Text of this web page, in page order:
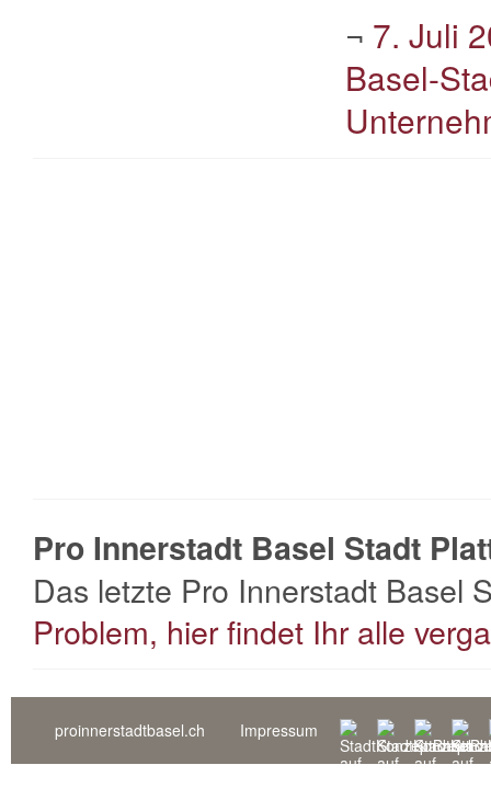
¬ 7. Juli
Basel-
Pro Innerstadt Basel Stadt
Das letzte Pro Innerstadt Basel
Problem, hier findet Ihr alle
proinnerstadtbasel.ch Impressum